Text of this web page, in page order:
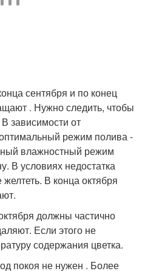
сентября и по конец
. Нужно следить, чтобы
зависимости от
режим полива -
влажностный режим
В условиях недостатка
В конца октября
должны частично
Если этого не
содержания цветка.
покоя не нужен . Более